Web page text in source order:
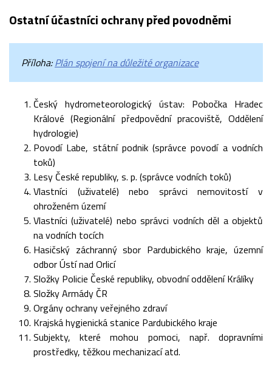
Ostatní účastníci ochrany před povodněmi
Příloha:Plán spojení na důležité organizace
Český hydrometeorologický ústav: Pobočka Hradec
Králové (Regionální předpovědní pracoviště, Oddělení
hydrologie)
Povodí Labe, státní podnik (správce povodí a vodních
toků)
Lesy České republiky, s. p. (správce vodních toků)
Vlastníci (uživatelé) nebo správci nemovitostí v
ohroženém území
Vlastníci (uživatelé) nebo správci vodních děl a objektů
na vodních tocích
Hasičský záchranný sbor Pardubického kraje, územní
odbor Ústí nad Orlicí
Složky Policie České republiky, obvodní oddělení Králíky
Složky Armády ČR
Orgány ochrany veřejného zdraví
Krajská hygienická stanice Pardubického kraje
Subjekty, které mohou pomoci, např. dopravními
prostředky, těžkou mechanizací atd.